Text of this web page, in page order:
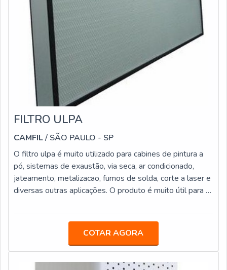
FILTRO ULPA
CAMFIL/ SÃO PAULO - SP
O filtro ulpa é muito utilizado para cabines de pintura a
pó, sistemas de exaustão, via seca, ar condicionado,
jateamento, metalizacao, fumos de solda, corte a laser e
diversas outras aplicações. O produto é muito útil para a
ambiente.É IMPORTANTE SABER MAIS SOBRE O
PRODUTOOs filtros são feitos em diversos tipos de
meios filtrantes de acordo com cada aplicação e
especificação do fabricante da cabine. A empresa
contratada fornece filtros car
COTAR AGORA